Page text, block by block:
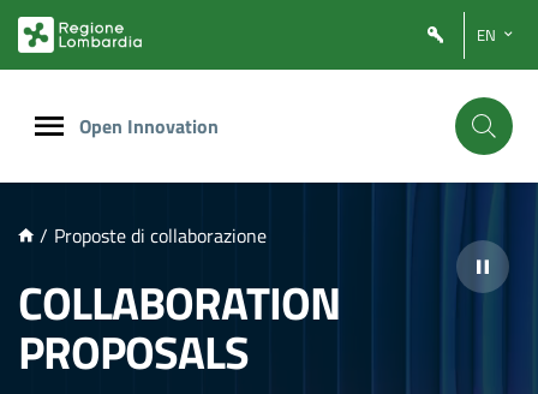
PRINCIPALE
EN
Open Innovation
/ Proposte di collaborazione
COLLABORATION
PROPOSALS